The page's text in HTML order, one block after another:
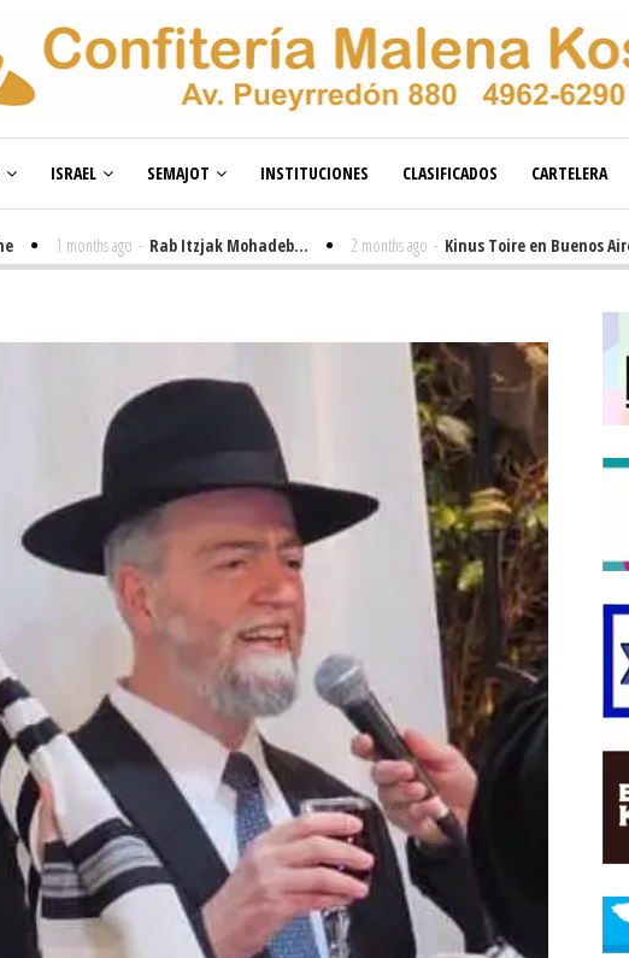
ISRAEL SEMAJOT INSTITUCIONES CLASIFICADOS CARTELERA
1 months ago - Rab Itzjak Mohadeb... 2 months ago - Kinus Toire en Buenos Aires